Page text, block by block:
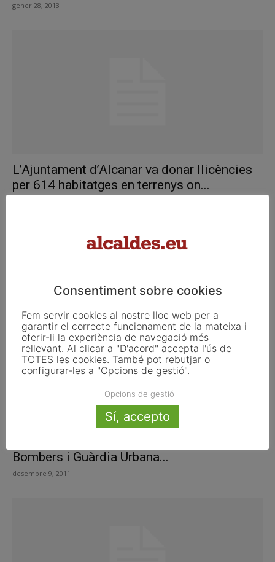
gener 28, 2013
L’Ajuntament d’Alcanar va donar llicències
per 614 habitatges en terrenys on...
Bombers i Guàrdia Urbana...
desembre 9, 2011
Consentiment sobre cookies
Fem servir cookies al nostre lloc web per a
garantir el correcte funcionament de la mateixa i
oferir-li la experiència de navegació més
rellevant. Al clicar a "D'acord" accepta l'ús de
TOTES les cookies. També pot rebutjar o
configurar-les a "Opcions de gestió".
Opcions de gestió
Sí, accepto